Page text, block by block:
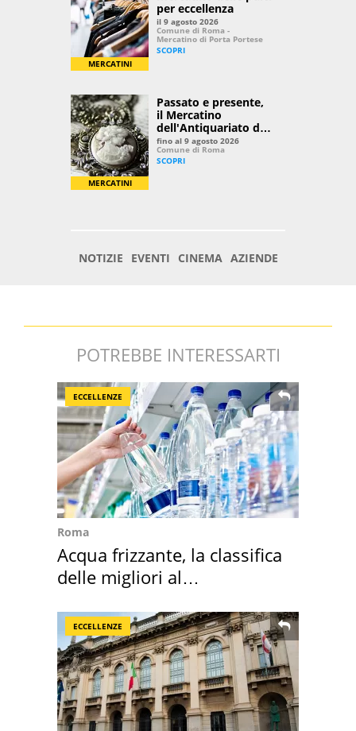
POTREBBE INTERESSARTI
ECCELLENZE
Roma
Acqua frizzante, la classifica
delle migliori al
ECCELLENZE